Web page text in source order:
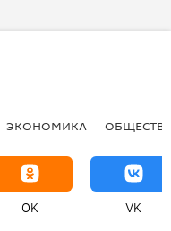
ЭКОНОМИКА
OK VK